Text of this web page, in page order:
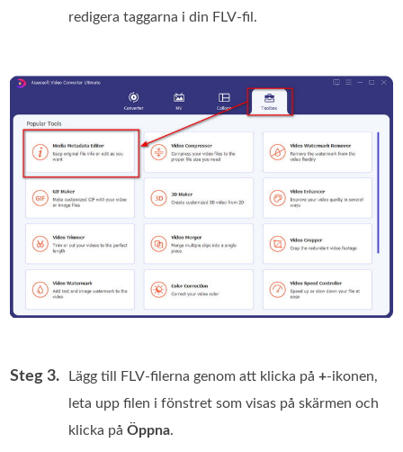
redigera taggarna i din FLV‑fil.
Steg 3. Lägg till FLV‑filerna genom att klicka på+-ikonen,
leta upp filen i fönstret som visas på skärmen och
klicka påÖppna.